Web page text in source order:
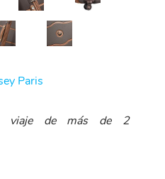
Paris
viaje de más de 2